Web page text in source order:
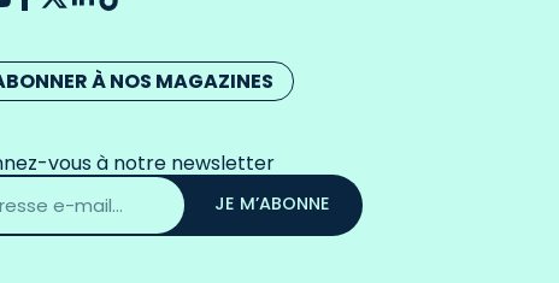
À NOS MAGAZINES
vous à notre newsletter
JE M’ABONNE